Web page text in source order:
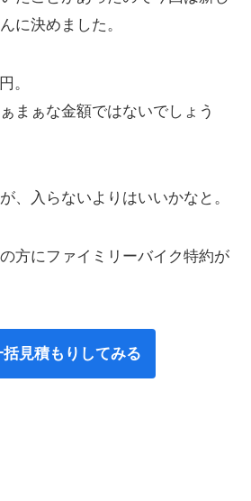
に決めました。
。
まぁな金額ではないでしょう
、入らないよりはいいかなと。
方にファイミリーバイク特約が
見積もりしてみる